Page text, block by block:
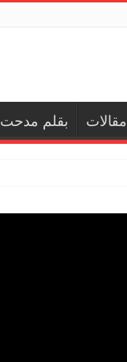
مقالات بقلم مدحت